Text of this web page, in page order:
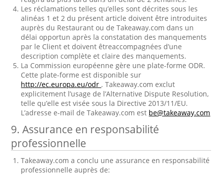
Les réclamations telles qu’elles sont décrites sous les
alinéas 1 et 2 du présent article doivent être introduites
auprès du Restaurant ou de Takeaway.com dans un
délai opportun après la constatation des manquements
par le Client et doivent êtreaccompagnées d’une
description complète et claire des manquements.
La Commission européenne gère une plate-forme ODR.
Cette plate-forme est disponible sur
http://ec.europa.eu/odr . Takeaway.com exclut
explicitement l’usage de l’Alternative Dispute Resolution,
telle qu’elle est visée sous la Directive 2013/11/EU.
L’adresse e-mail de Takeaway.com est be@takeaway.com
9. Assurance en responsabilité
professionnelle
Takeaway.com a conclu une assurance en responsabilité
professionnelle auprès de: